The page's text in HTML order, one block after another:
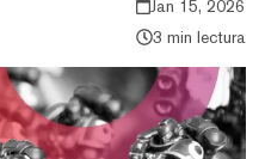
Jan 15, 2026
3 min lectura